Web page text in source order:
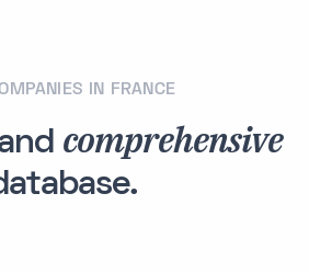
IN FRANCE
comprehensive